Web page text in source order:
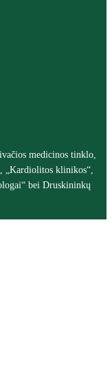
medicinos tinklo,
„Kardiolitos klinikos“,
bei Druskininkų